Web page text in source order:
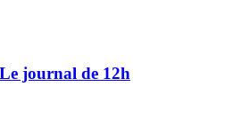
journal de 12h